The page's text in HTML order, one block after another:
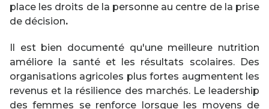
place les droits de la personne au centre de la prise
de décision.
Il est bien documenté qu'une meilleure nutrition
améliore la santé et les résultats scolaires. Des
organisations agricoles plus fortes augmentent les
revenus et la résilience des marchés. Le leadership
des femmes se renforce lorsque les moyens de